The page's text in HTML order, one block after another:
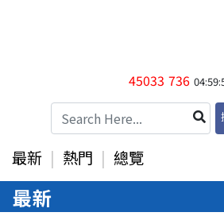
45033 736
最新 熱門 總覽
最新